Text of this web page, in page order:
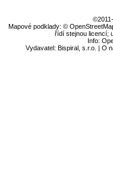
Mapové podklady: ©
řídí stejnou licencí;
Info:
Vydavatel: Bispiral, s.r.o. |O